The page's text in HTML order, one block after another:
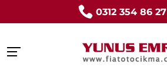
0312 354 86 27